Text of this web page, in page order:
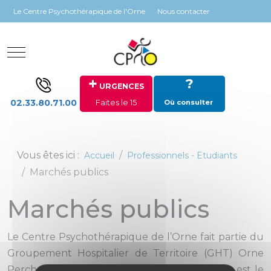
Panneau de gestion des cookies
Le Centre Psychothérapique de l'Orne Nous contacter
Mobile Menu Toggle
02.33.80.71.00
+ URGENCES
Faites le 15
?
Où consulter
Vous êtes ici : Accueil Professionnels - Etudiants
Marchés publics
Marchés publics
Le Centre Psychothérapique de l’Orne fait partie du
Groupement Hospitalier de Territoire (GHT) Orne